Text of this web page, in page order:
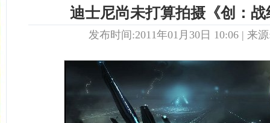
迪士尼尚未打算拍摄《创：战
发布时间:2011年01月30日 10:06 | 来